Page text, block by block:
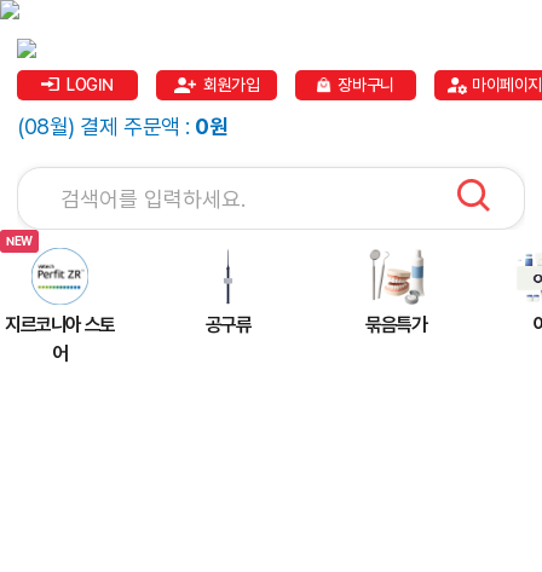
LOGIN 회원가입 장바구니 마이페이지
(08월) 결제 주문액 : 0원
지르코니아 스토
어
공구류 묶음특가